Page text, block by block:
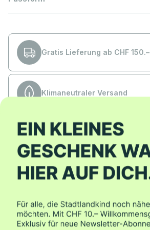
Gratis Lieferung ab CHF 150.–
Klimaneutraler Versand
Kauf auf Rechnung
Bewertungen